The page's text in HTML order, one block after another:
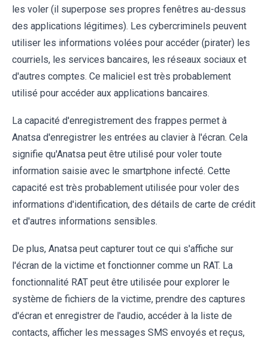
les voler (il superpose ses propres fenêtres au-dessus
des applications légitimes). Les cybercriminels peuvent
utiliser les informations volées pour accéder (pirater) les
courriels, les services bancaires, les réseaux sociaux et
d'autres comptes. Ce maliciel est très probablement
utilisé pour accéder aux applications bancaires.
La capacité d'enregistrement des frappes permet à
Anatsa d'enregistrer les entrées au clavier à l'écran. Cela
signifie qu'Anatsa peut être utilisé pour voler toute
information saisie avec le smartphone infecté. Cette
capacité est très probablement utilisée pour voler des
informations d'identification, des détails de carte de crédit
et d'autres informations sensibles.
De plus, Anatsa peut capturer tout ce qui s'affiche sur
l'écran de la victime et fonctionner comme un RAT. La
fonctionnalité RAT peut être utilisée pour explorer le
système de fichiers de la victime, prendre des captures
d'écran et enregistrer de l'audio, accéder à la liste de
contacts, afficher les messages SMS envoyés et reçus,